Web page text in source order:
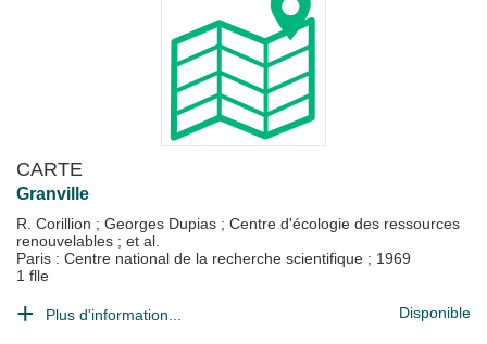
CARTE
Granville
R. Corillion ; Georges Dupias ; Centre d'écologie des ressources
renouvelables ; et al.
Paris : Centre national de la recherche scientifique ; 1969
1 flle
Plus d'information... Disponible